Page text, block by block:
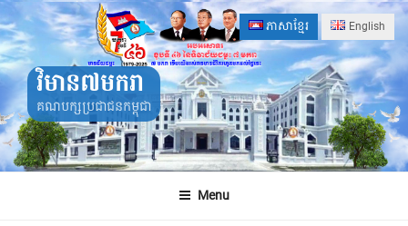
Skip
to
content
ភាសាខ្មែរ English
វិមាន៧មករា
គណបក្សប្រជាជនកម្ពុជា
Menu